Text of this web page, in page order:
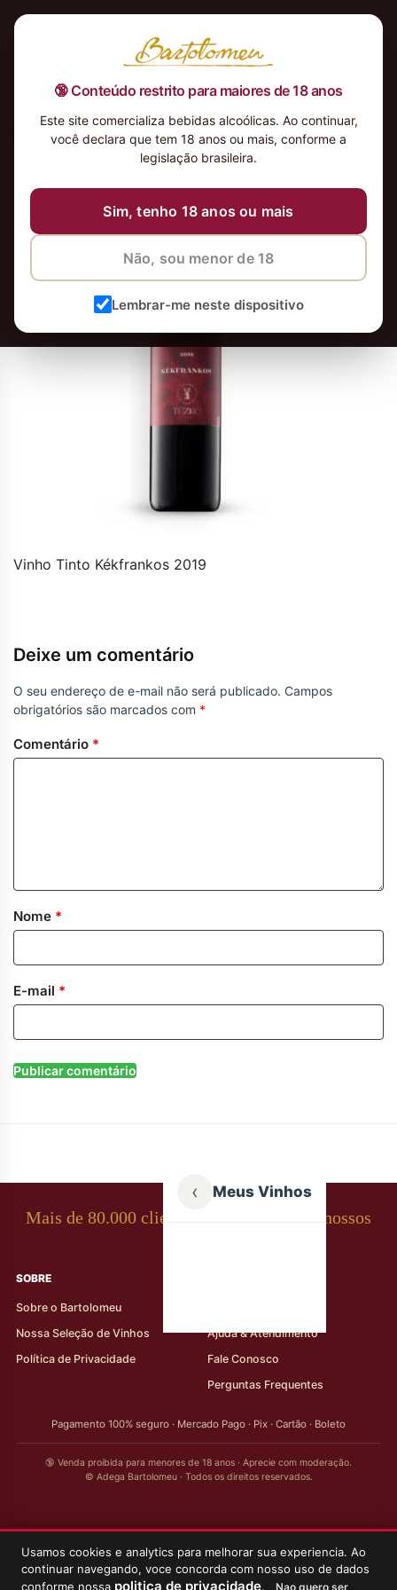
🔞 Conteúdo restrito para maiores de 18 anos
Este site comercializa bebidas alcoólicas. Ao continuar,
você declara que tem 18 anos ou mais, conforme a
legislação brasileira.
Sim, tenho 18 anos ou mais
Não, sou menor de 18
Lembrar-me neste dispositivo
Vinho Tinto Kékfrankos 2019
Vinho Tinto Kékfrankos 2019
Deixe um comentário
O seu endereço de e-mail não será publicado. Campos
obrigatórios são marcados com *
Comentário *
Nome *
E-mail *
Usamos cookies e analytics para melhorar sua experiencia. Ao
continuar navegando, voce concorda com nosso uso de dados
conforme nossa politica de privacidade. Nao quero ser
‹ Meus Vinhos
Mais de 80.000 clientes apaixonados por nossos
SOBRE
Sobre o Bartolomeu
Nossa Seleção de Vinhos
Política de Privacidade
Ajuda & Atendimento
Fale Conosco
Perguntas Frequentes
Pagamento 100% seguro · Mercado Pago · Pix · Cartão · Boleto
🔞 Venda proibida para menores de 18 anos · Aprecie com moderação.
© Adega Bartolomeu · Todos os direitos reservados.